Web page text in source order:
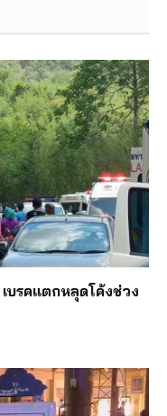
รคแตกหลุดโค้งช่วง